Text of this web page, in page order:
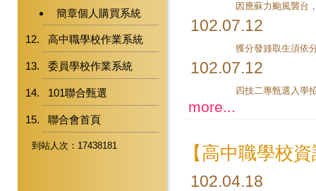
簡章個人購買系統
高中職學校作業系統
委員學校作業系統
101聯合甄選
聯合會首頁
到站人次：17438181
因應蘇力颱風襲台
102.07.12
102.07.12
more...
【高中職學校
102.04.18